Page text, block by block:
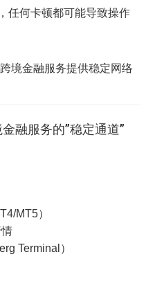
任何卡顿都可能导致操作
境金融服务提供稳定网络
融服务的”稳定通道”
MT5）
Terminal）